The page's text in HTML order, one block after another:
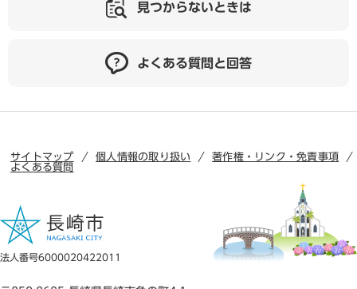
見つからないときは
よくある質問と回答
サイトマップ 個人情報の取り扱い
著作権・リンク・免責事項
よくある質問
法人番号6000020422011